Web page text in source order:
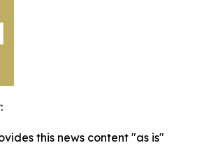
this news content "as is"